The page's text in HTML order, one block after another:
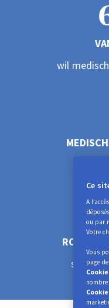
wil
staan
Ce
A
ou par
Votre
Vous
page